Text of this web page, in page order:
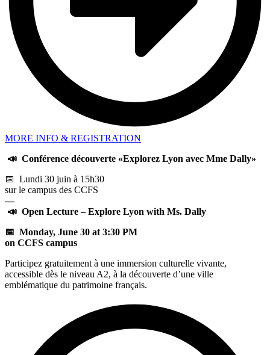
MORE INFO & REGISTRATION
📣 Conférence découverte «Explorez Lyon avec Mme Dally»
📅 Lundi 30 juin à 15h30
sur le campus des CCFS
—
📣 Open Lecture – Explore Lyon with Ms. Dally
📅 Monday, June 30 at 3:30 PM
on CCFS campus
Participez gratuitement à une immersion culturelle vivante,
accessible dès le niveau A2, à la découverte d’une ville
emblématique du patrimoine français.